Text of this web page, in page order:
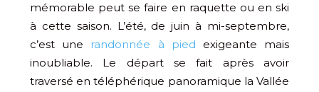
mémorable peut se faire en raquette ou en ski
à cette saison. L’été, de juin à mi-septembre,
c’est une randonnée à pied exigeante mais
inoubliable. Le départ se fait après avoir
traversé en téléphérique panoramique la Vallée